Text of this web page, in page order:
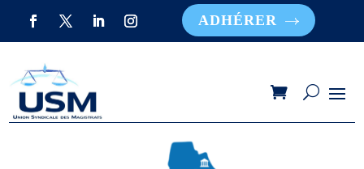
ADHÉRER